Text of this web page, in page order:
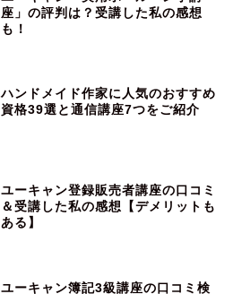
座」の評判は？受講した私の感想
も！
ハンドメイド作家に人気のおすすめ
資格39選と通信講座7つをご紹介
ユーキャン登録販売者講座の口コミ
＆受講した私の感想【デメリットも
ある】
ユーキャン簿記3級講座の口コミ検